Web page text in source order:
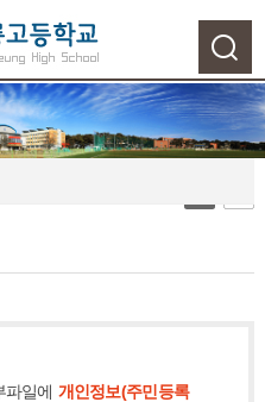
닫
기
파일에 개인정보(주민등록